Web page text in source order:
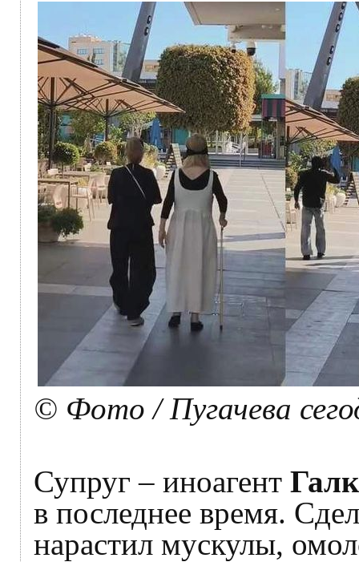
© Фото / Пугачева
Супруг – иноагент
в последнее время.
нарастил мускулы,